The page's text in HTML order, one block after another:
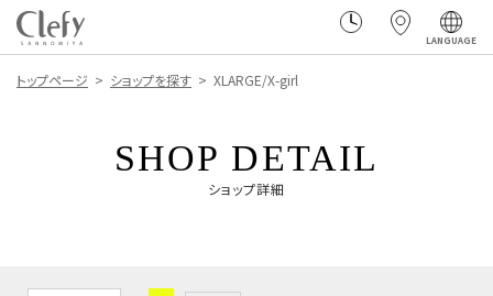
LANGUAGE
トップページ ショップを探す XLARGE/X-girl
SHOP DETAIL
ショップ詳細